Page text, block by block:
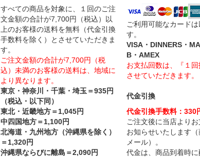
すべての商品を対象に、１回のご注
文金額の合計が7,700円（税込）以
上のお客様の送料を無料（代金引換
手数料を除く）とさせていただきま
す。
ご注文金額の合計が7,700円（税
込）未満のお客様の送料は、地域に
より異なります。
東京・神奈川・千葉・埼玉＝935円
（税込・以下同）
東北・近畿地方＝1,045円
中四国地方＝1,100円
北海道・九州地方（沖縄県を除く）
＝1,320円
沖縄県ならびに離島＝2,090円
ご利用可能なカード
す。
VISA・DINNERS・
B・AMEX
お支払回数は、『１回
させていただきます。
代金引換
代金引換手数料：330
ご注文後に当店より
お知らせいたします
メール）。
代金は、商品到着時